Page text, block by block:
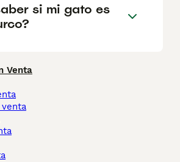
si mi gato es
Venta